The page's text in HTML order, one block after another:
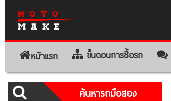
หน้าแรก ขั้นตอนการซื้อรถ
ค้นหารถมือสอง